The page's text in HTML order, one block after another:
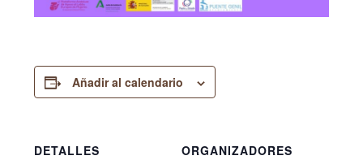
Añadir al calendario
DETALLES
ORGANIZADORES